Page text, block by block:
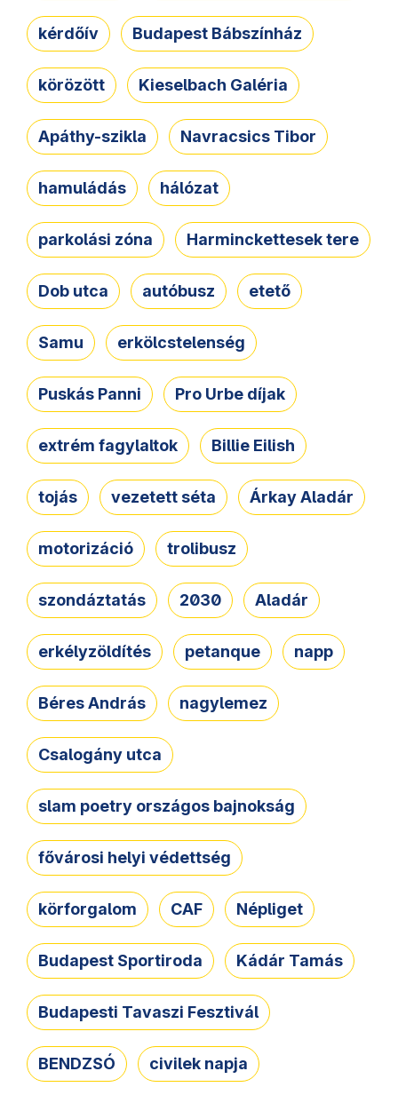
kérdőív Budapest Bábszínház
körözött Kieselbach Galéria
Apáthy-szikla Navracsics Tibor
hamuládás hálózat
parkolási zóna Harminckettesek tere
Dob utca autóbusz etető
Samu erkölcstelenség
Puskás Panni Pro Urbe díjak
extrém fagylaltok Billie Eilish
tojás vezetett séta Árkay Aladár
motorizáció trolibusz
szondáztatás 2030 Aladár
erkélyzöldítés petanque napp
Béres András nagylemez
Csalogány utca
slam poetry országos bajnokság
fővárosi helyi védettség
körforgalom CAF Népliget
Budapest Sportiroda Kádár Tamás
Budapesti Tavaszi Fesztivál
BENDZSÓ civilek napja